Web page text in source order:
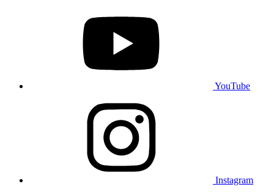
YouTube
Instagram